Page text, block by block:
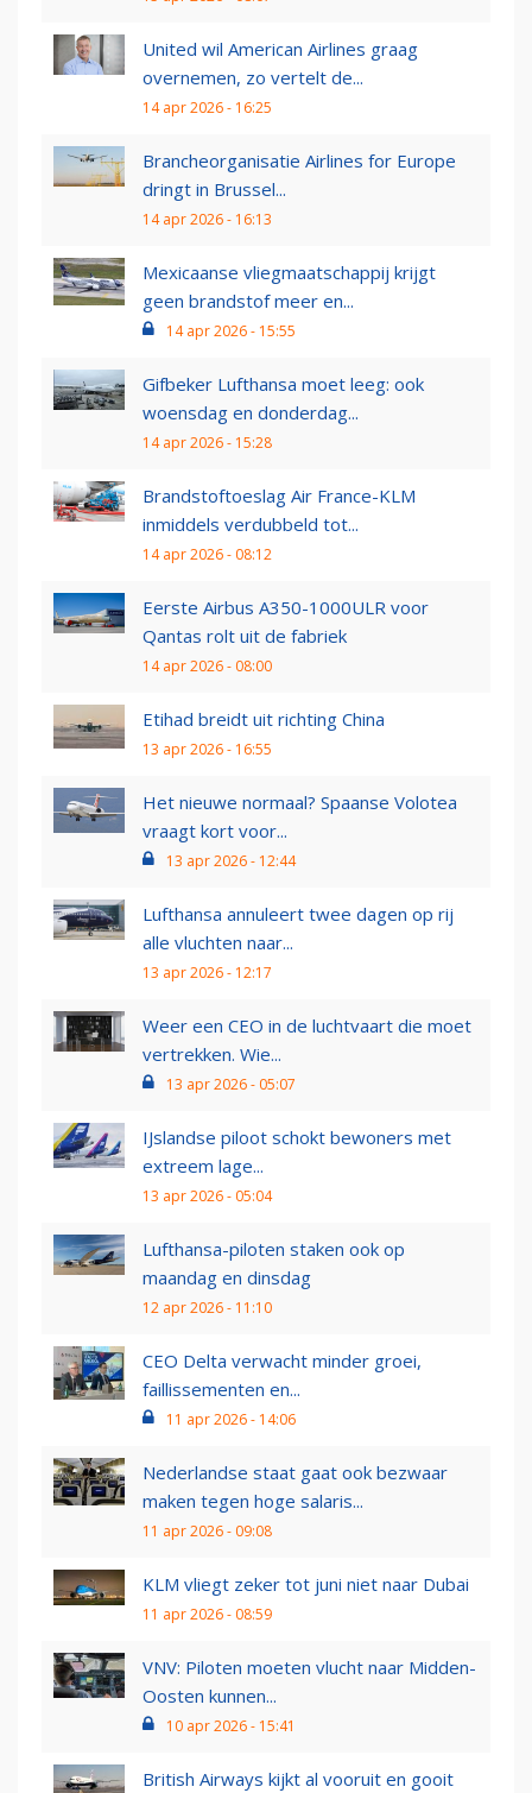
United wil American Airlines graag
overnemen, zo vertelt de...
14 apr 2026 - 16:25
Brancheorganisatie Airlines for Europe
dringt in Brussel...
14 apr 2026 - 16:13
Mexicaanse vliegmaatschappij krijgt
geen brandstof meer en...
14 apr 2026 - 15:55
Gifbeker Lufthansa moet leeg: ook
woensdag en donderdag...
14 apr 2026 - 15:28
Brandstoftoeslag Air France-KLM
inmiddels verdubbeld tot...
14 apr 2026 - 08:12
Eerste Airbus A350-1000ULR voor
Qantas rolt uit de fabriek
14 apr 2026 - 08:00
Etihad breidt uit richting China
13 apr 2026 - 16:55
Het nieuwe normaal? Spaanse Volotea
vraagt kort voor...
13 apr 2026 - 12:44
Lufthansa annuleert twee dagen op rij
alle vluchten naar...
13 apr 2026 - 12:17
Weer een CEO in de luchtvaart die moet
vertrekken. Wie...
13 apr 2026 - 05:07
IJslandse piloot schokt bewoners met
extreem lage...
13 apr 2026 - 05:04
Lufthansa-piloten staken ook op
maandag en dinsdag
12 apr 2026 - 11:10
CEO Delta verwacht minder groei,
faillissementen en...
11 apr 2026 - 14:06
Nederlandse staat gaat ook bezwaar
maken tegen hoge salaris...
11 apr 2026 - 09:08
KLM vliegt zeker tot juni niet naar Dubai
11 apr 2026 - 08:59
VNV: Piloten moeten vlucht naar Midden-
Oosten kunnen...
10 apr 2026 - 15:41
British Airways kijkt al vooruit en gooit